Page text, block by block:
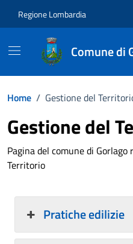
Regione Lombardia
Comune di
Home / Gestione del
Gestione del
Pagina del comune di
Territorio
Pratiche edilizie